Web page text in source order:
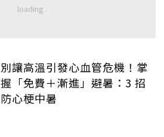
別讓高溫引發心血管危機！掌
握「免費＋漸進」避暑：3 招
防心梗中暑